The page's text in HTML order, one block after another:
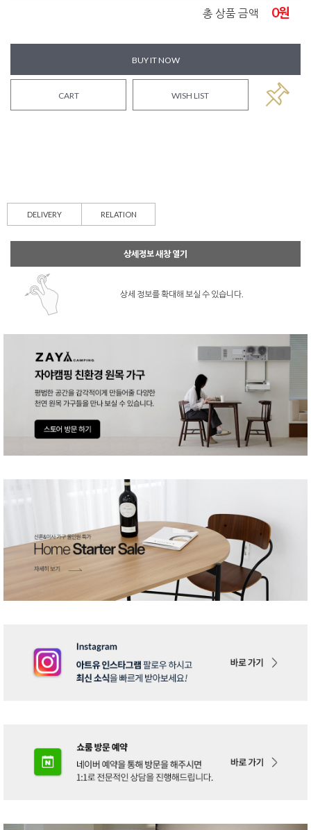
총 상품 금액 0원
BUY IT NOW
CART WISH LIST
DELIVERY RELATION
상세정보 새창 열기
상세 정보를 확대해 보실 수 있습니다.